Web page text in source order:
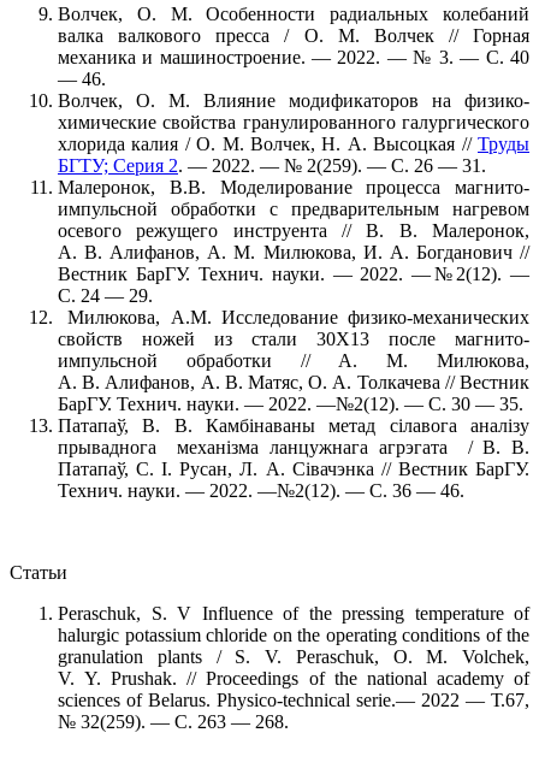
Волчек, О. М. Особенности радиальных колебаний
валка валкового пресса / О. М. Волчек // Горная
механика и машиностроение. — 2022. — № 3. — С. 40
— 46.
Волчек, О. М. Влияние модификаторов на физико-
химические свойства гранулированного галургического
хлорида калия / О. М. Волчек, Н. А. Высоцкая // Труды
БГТУ; Серия 2. — 2022. — № 2(259). — С. 26 — 31.
Малеронок, В.В. Моделирование процесса магнито-
импульсной обработки с предварительным нагревом
осевого режущего инструента // В. В. Малеронок,
А. В. Алифанов, А. М. Милюкова, И. А. Богданович //
Вестник БарГУ. Технич. науки. — 2022. —№2(12). —
С. 24 — 29.
Милюкова, А.М. Исследование физико-механических
свойств ножей из стали 30Х13 после магнито-
импульсной обработки // А. М. Милюкова,
А. В. Алифанов, А. В. Матяс, О. А. Толкачева // Вестник
БарГУ. Технич. науки. — 2022. —№2(12). — С. 30 — 35.
Патапаў, В. В. Камбiнаваны метад сiлавога аналiзу
прываднога механiзма ланцужнага агрэгата / В. В.
Патапаў, С. I. Русан, Л. А. Сiвачэнка // Вестник БарГУ.
Технич. науки. — 2022. —№2(12). — С. 36 — 46.
Статьи
Peraschuk, S. V Influence of the pressing temperature of
halurgic potassium chloride on the operating conditions of the
granulation plants / S. V. Peraschuk, O. M. Volchek,
V. Y. Prushak. // Proceedings of the national academy of
sciences of Belarus. Physico-technical serie.— 2022 — Т.67,
№ 32(259). — С. 263 — 268.